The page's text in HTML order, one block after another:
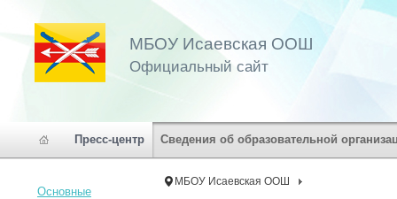
МБОУ Исаевская ООШ
Официальный сайт
Пресс-центр Сведения об образовательной
МБОУ Исаевская ООШ
Основные